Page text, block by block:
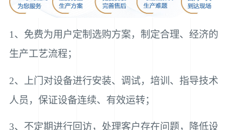
1、免费为用户定制选购方案，制定合理、经济的
生产工艺流程；
2、上门对设备进行安装、调试，培训、指导技术
人员，保证设备连续、有效运转；
3、不定期进行回访，处理客户存在问题，降低设